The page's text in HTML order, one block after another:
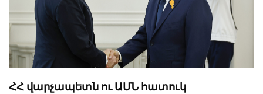
ՀՀ վարչապետն ու ԱՄՆ հատուկ